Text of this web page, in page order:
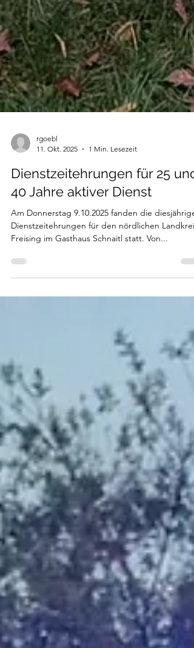
11. Okt. 2025
1 Min. Lesezeit
Dienstzeitehrungen für 25 und
40 Jahre aktiver Dienst
Am Donnerstag 9.10.2025 fanden die
Freising im Gasthaus Schnaitl statt. Von...